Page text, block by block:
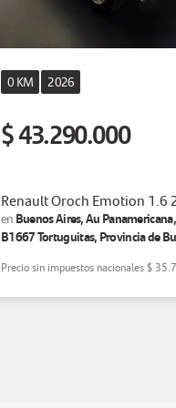
0 KM 2026
$ 43.290.000
Renault Oroch Emotion 1.6
en Buenos Aires, Au Panamericana,
B1667 Tortuguitas, Provincia de
Precio sin impuestos nacionales$